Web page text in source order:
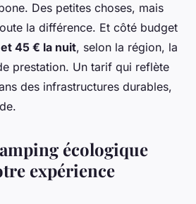
Des petites choses, mais
la différence. Et côté budget
et 45 € la nuit, selon la région, la
prestation. Un tarif qui reflète
des infrastructures durables,
écologique
expérience